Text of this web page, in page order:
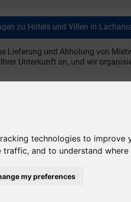
zu Hotels und Villen in
Lieferung und Abholung von
Unterkunft an, und wir
ist im Mietpreis enthalten,
Standort, um Süd-
technologies to
and to understand
my preferences